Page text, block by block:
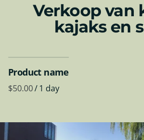
Verkoop van
kajaks en
Product name
$50.00/1 day